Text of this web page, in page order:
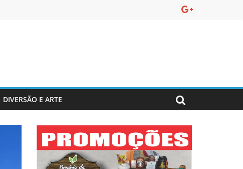
DIVERSÃO E ARTE